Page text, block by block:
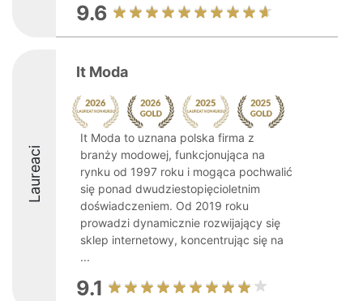
9.6
Laureaci
It Moda
It Moda to uznana polska firma z
branży modowej, funkcjonująca na
rynku od 1997 roku i mogąca pochwalić
się ponad dwudziestopięcioletnim
doświadczeniem. Od 2019 roku
prowadzi dynamicznie rozwijający się
sklep internetowy, koncentrując się na
...
9.1